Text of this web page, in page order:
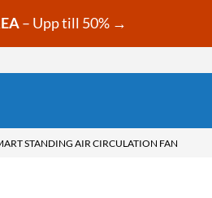
– Upp till 50% →
STANDING AIR CIRCULATION FAN